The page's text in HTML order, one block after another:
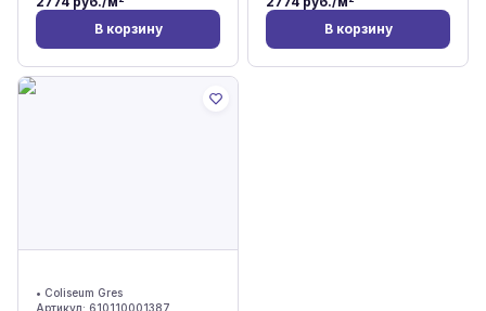
В корзину В корзину
• Coliseum Gres
Артикул: 610110001387